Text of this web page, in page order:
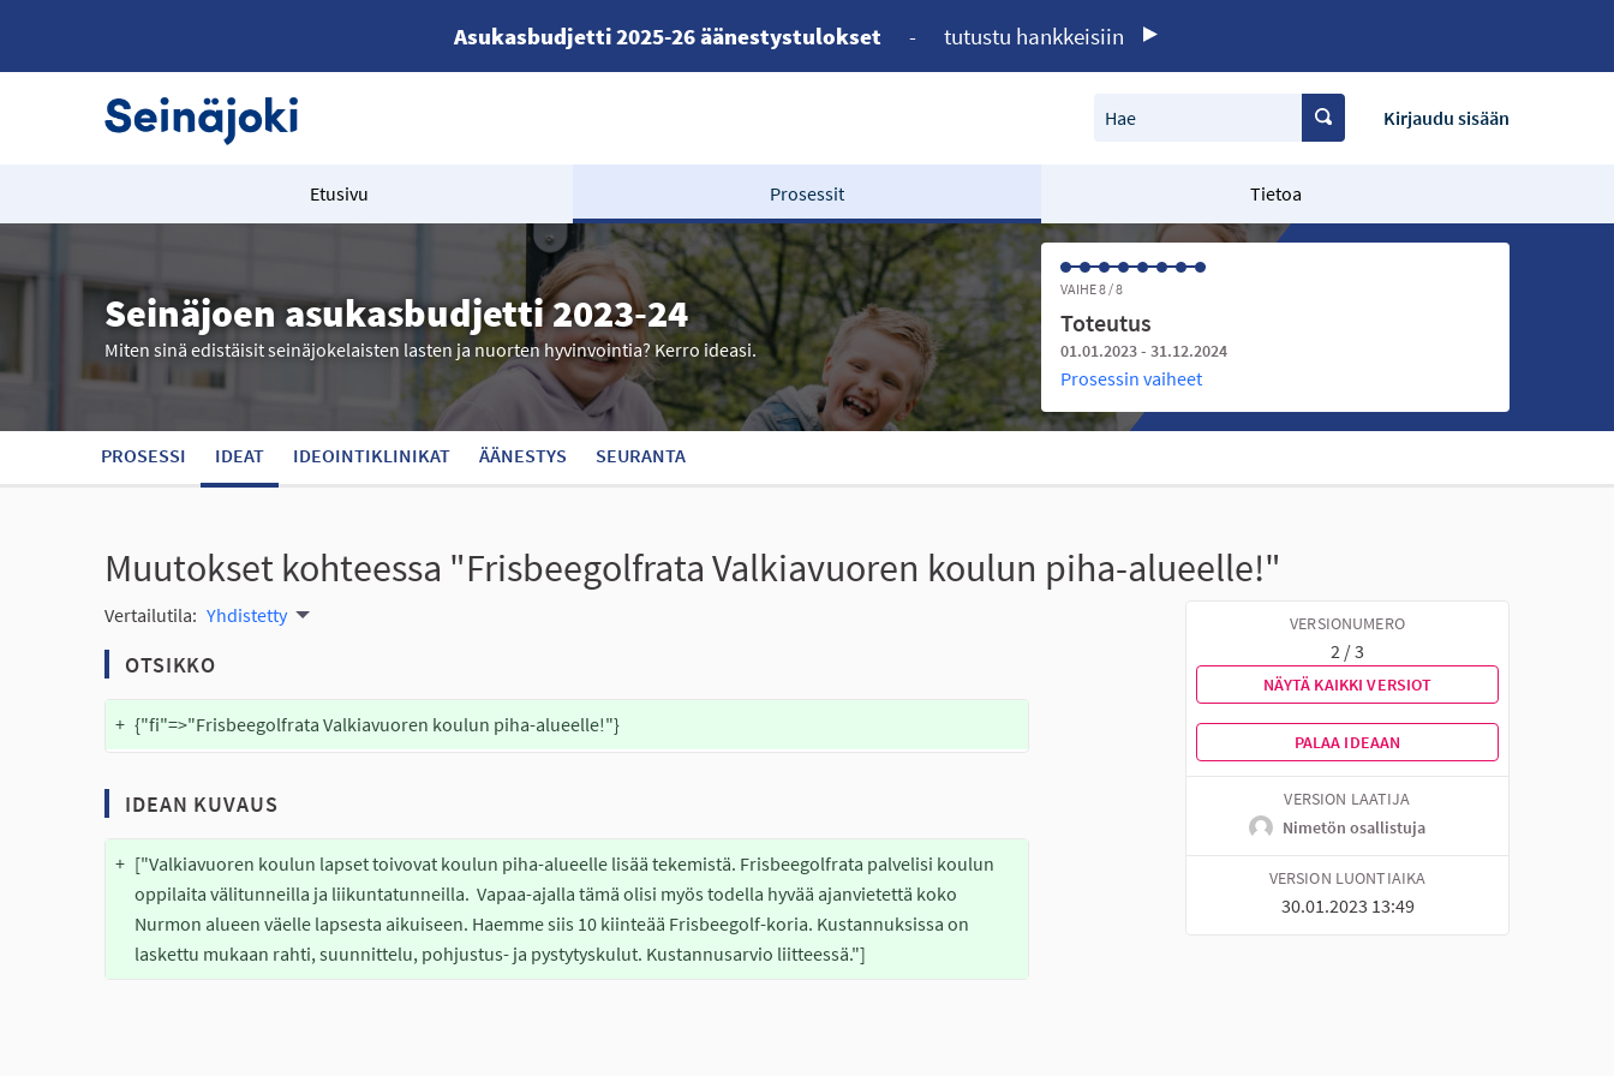
Asukasbudjetti 2025-26 äänestystulokset - tutustu hankkeisiin
Hae Kirjaudu sisään
Etusivu Prosessit Tietoa
Seinäjoen asukasbudjetti 2023-24
Miten sinä edistäisit seinäjokelaisten lasten ja nuorten hyvinvointia? Kerro ideasi.
VAIHE 8 / 8
Toteutus
01.01.2023 - 31.12.2024
Prosessin vaiheet
PROSESSI IDEAT IDEOINTIKLINIKAT ÄÄNESTYS SEURANTA
Muutokset kohteessa "Frisbeegolfrata Valkiavuoren koulun piha-alueelle!"
Vertailutila: Yhdistetty
OTSIKKO
+ {"fi"=>"Frisbeegolfrata Valkiavuoren koulun piha-alueelle!"}
IDEAN KUVAUS
+ ["Valkiavuoren koulun lapset toivovat koulun piha-alueelle lisää tekemistä. Frisbeegolfrata palvelisi koulun
oppilaita välitunneilla ja liikuntatunneilla.  Vapaa-ajalla tämä olisi myös todella hyvää ajanvietettä koko
Nurmon alueen väelle lapsesta aikuiseen. Haemme siis 10 kiinteää Frisbeegolf-koria. Kustannuksissa on
laskettu mukaan rahti, suunnittelu, pohjustus- ja pystytyskulut. Kustannusarvio liitteessä."]
VERSIONUMERO
2 / 3
NÄYTÄ KAIKKI VERSIOT
PALAA IDEAAN
VERSION LAATIJA
Nimetön osallistuja
VERSION LUONTIAIKA
30.01.2023 13:49